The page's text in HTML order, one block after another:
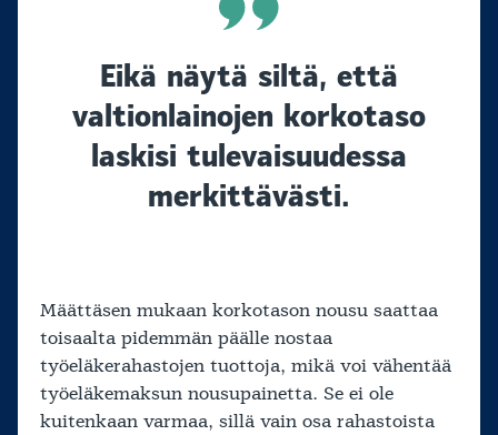
Eikä näytä siltä, että
valtionlainojen korkotaso
laskisi tulevaisuudessa
merkittävästi.
Määttäsen mukaan korkotason nousu saattaa
toisaalta pidemmän päälle nostaa
työeläkerahastojen tuottoja, mikä voi vähentää
työeläkemaksun nousupainetta. Se ei ole
kuitenkaan varmaa, sillä vain osa rahastoista